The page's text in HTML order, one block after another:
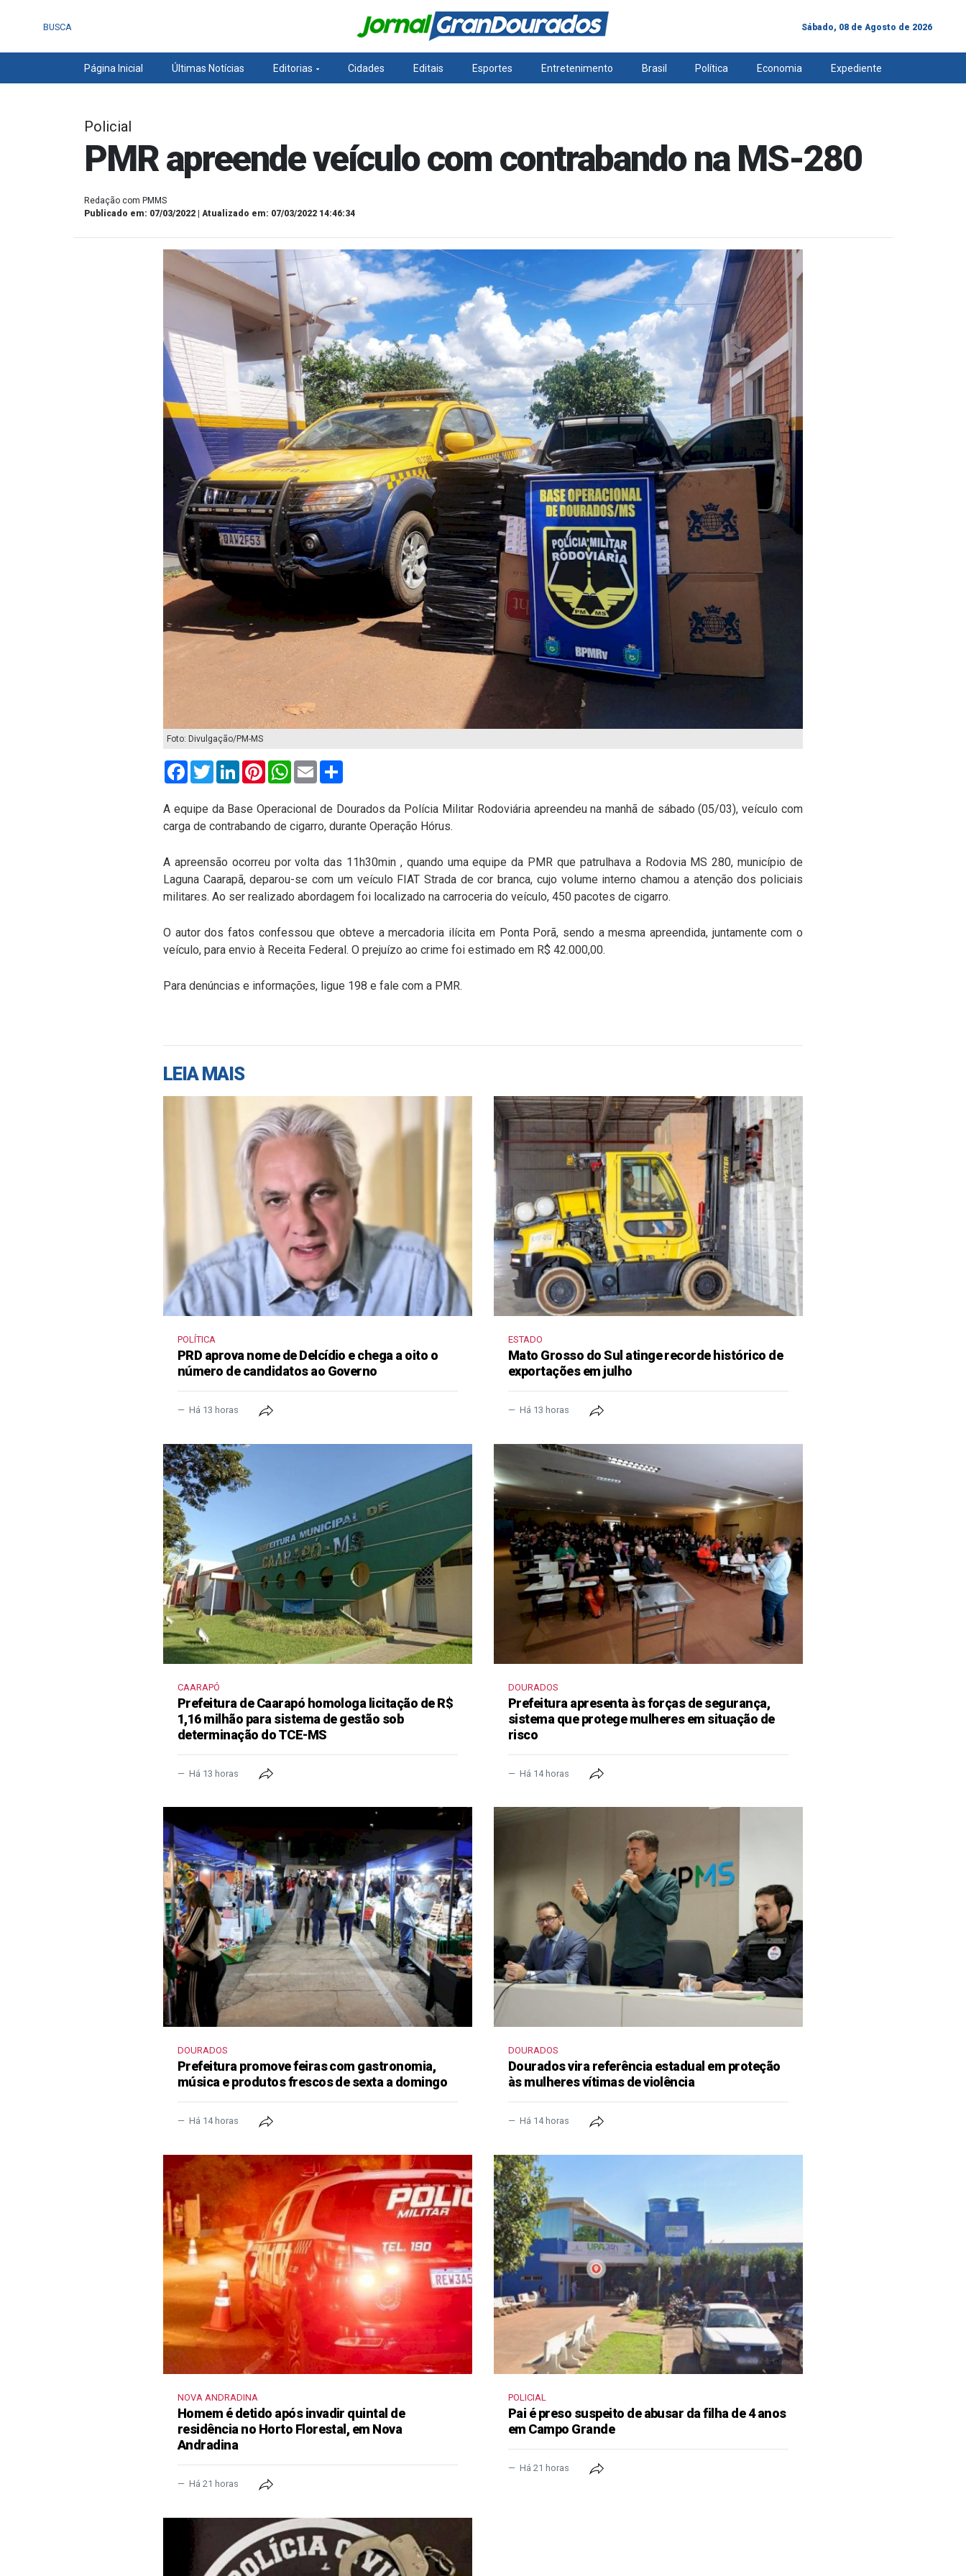
BUSCA Sábado, 08 de Agosto de 2026
Página Inicial Últimas Notícias Editorias Cidades Editais Esportes Entretenimento Brasil Política Economia Expediente
Policial
PMR apreende veículo com contrabando na MS-280
Redação com PMMS
Publicado em: 07/03/2022 | Atualizado em: 07/03/2022 14:46:34
Foto: Divulgação/PM-MS
FacebookTwitterLinkedInPinterestWhatsApp
Email
A equipe da Base Operacional de Dourados da Polícia Militar Rodoviária apreendeu na manhã de sábado (05/03), veículo com
carga de contrabando de cigarro, durante Operação Hórus.
A apreensão ocorreu por volta das 11h30min , quando uma equipe da PMR que patrulhava a Rodovia MS 280, município de
Laguna Caarapã, deparou-se com um veículo FIAT Strada de cor branca, cujo volume interno chamou a atenção dos policiais
militares. Ao ser realizado abordagem foi localizado na carroceria do veículo, 450 pacotes de cigarro.
O autor dos fatos confessou que obteve a mercadoria ilícita em Ponta Porã, sendo a mesma apreendida, juntamente com o
veículo, para envio à Receita Federal. O prejuízo ao crime foi estimado em R$ 42.000,00.
Para denúncias e informações, ligue 198 e fale com a PMR.
LEIA MAIS
POLÍTICA
PRD aprova nome de Delcídio e chega a oito o
número de candidatos ao Governo
Há 13 horas
ESTADO
Mato Grosso do Sul atinge recorde histórico de
exportações em julho
Há 13 horas
CAARAPÓ
Prefeitura de Caarapó homologa licitação de R$
1,16 milhão para sistema de gestão sob
determinação do TCE-MS
Há 13 horas
DOURADOS
Prefeitura apresenta às forças de segurança,
sistema que protege mulheres em situação de
risco
Há 14 horas
DOURADOS
Prefeitura promove feiras com gastronomia,
música e produtos frescos de sexta a domingo
Há 14 horas
DOURADOS
Dourados vira referência estadual em proteção
às mulheres vítimas de violência
Há 14 horas
NOVA ANDRADINA
Homem é detido após invadir quintal de
residência no Horto Florestal, em Nova
Andradina
Há 21 horas
POLICIAL
Pai é preso suspeito de abusar da filha de 4 anos
em Campo Grande
Há 21 horas